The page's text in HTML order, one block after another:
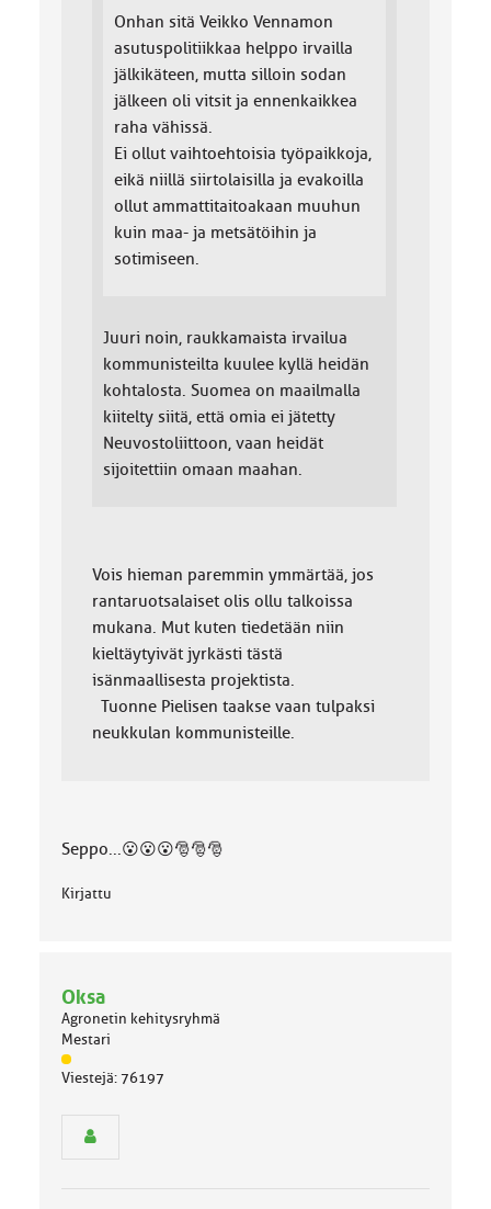
Onhan sitä Veikko Vennamon
asutuspolitiikkaa helppo irvailla
jälkikäteen, mutta silloin sodan
jälkeen oli vitsit ja ennenkaikkea
raha vähissä.
Ei ollut vaihtoehtoisia työpaikkoja,
eikä niillä siirtolaisilla ja evakoilla
ollut ammattitaitoakaan muuhun
kuin maa- ja metsätöihin ja
sotimiseen.
Juuri noin, raukkamaista irvailua
kommunisteilta kuulee kyllä heidän
kohtalosta. Suomea on maailmalla
kiitelty siitä, että omia ei jätetty
Neuvostoliittoon, vaan heidät
sijoitettiin omaan maahan.
Vois hieman paremmin ymmärtää, jos
rantaruotsalaiset olis ollu talkoissa
mukana. Mut kuten tiedetään niin
kieltäytyivät jyrkästi tästä
isänmaallisesta projektista.
Tuonne Pielisen taakse vaan tulpaksi
neukkulan kommunisteille.
Seppo...😮😮😮🎅🎅🎅
Kirjattu
Oksa
Agronetin kehitysryhmä
Mestari
J
ä
Viestejä: 76197